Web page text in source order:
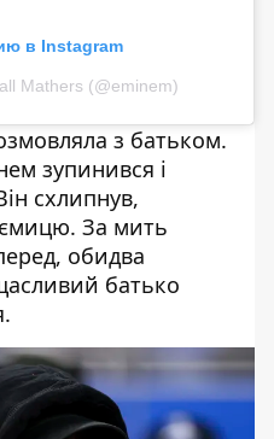
в Instagram
Mathers (@eminem)
з батьком.
зупинився і
схлипнув,
За мить
обидва
батько